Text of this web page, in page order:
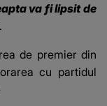
va fi lipsit de
de premier din
cu partidul